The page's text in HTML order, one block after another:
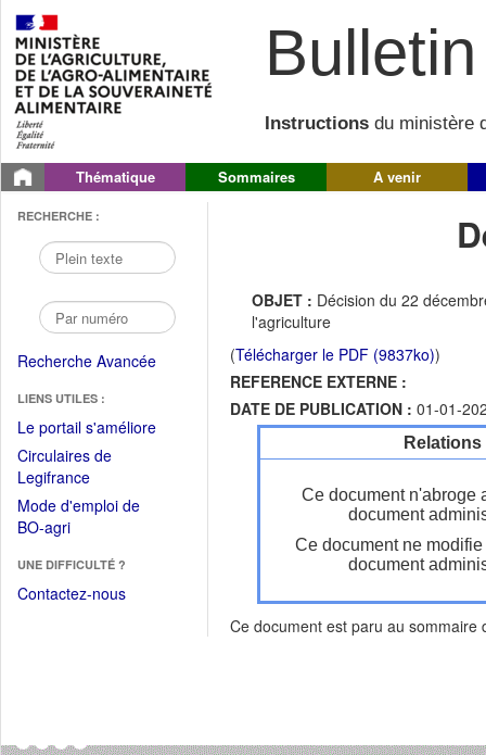
Instructions du ministère
Thématique Sommaires A venir
RECHERCHE :
Recherche Avancée
LIENS UTILES :
Le portail s'améliore(Fichier
Circulaires de
Legifrance(Ouvrir
dans
une
fenêtre)
Mode d'emploi de
BO-agri(Ouvrir
une
nouvelle
UNE DIFFICULTÉ ?
Contactez-nous
OBJET : Décision du 22
l'agriculture
(Télécharger le PDF (9837ko))
REFERENCE EXTERNE :
DATE DE PUBLICATION : 01-01-
Ce document n'abroge
document
Ce document ne
document
Ce document est paru au sommaire